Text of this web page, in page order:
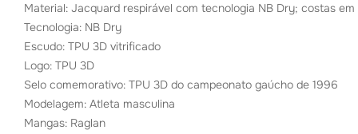
Material: Jacquard respirável com tecnologia NB Dry; costas em
Tecnologia: NB Dry
Escudo: TPU 3D vitrificado
Logo: TPU 3D
Selo comemorativo: TPU 3D do campeonato gaúcho de 1996
Modelagem: Atleta masculina
Mangas: Raglan